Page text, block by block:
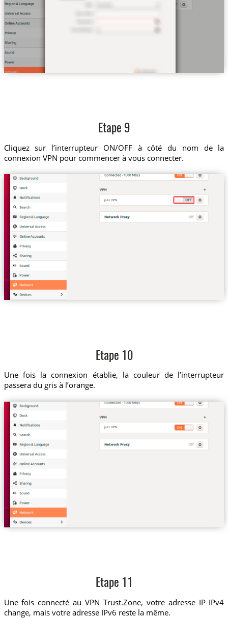
Etape 9
Cliquez sur l’interrupteur ON/OFF à côté du nom de la
connexion VPN pour commencer à vous connecter.
jp.tz VPN
Etape 10
Une fois la connexion établie, la couleur de l’interrupteur
passera du gris à l’orange.
jp.tz VPN
Etape 11
Une fois connecté au VPN Trust.Zone, votre adresse IP IPv4
change, mais votre adresse IPv6 reste la même.